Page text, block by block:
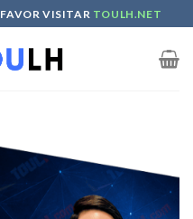
VISITAR TOULH.NET